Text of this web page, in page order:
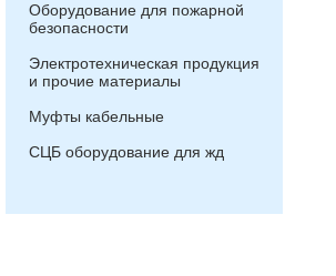
Оборудование для пожарной
безопасности
Электротехническая продукция
и прочие материалы
Муфты кабельные
СЦБ оборудование для жд